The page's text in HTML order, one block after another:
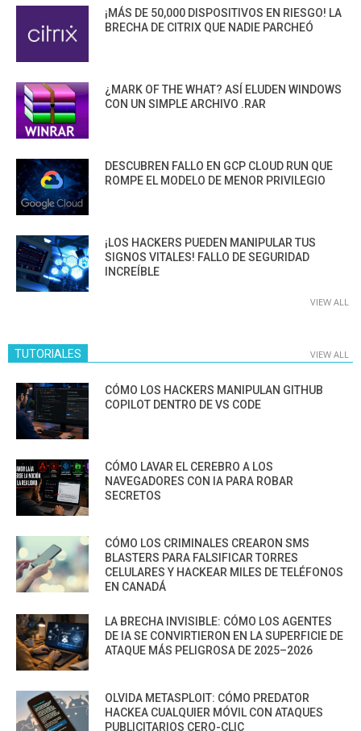
¡MÁS DE 50,000 DISPOSITIVOS EN RIESGO! LA
BRECHA DE CITRIX QUE NADIE PARCHEÓ
¿MARK OF THE WHAT? ASÍ ELUDEN WINDOWS
CON UN SIMPLE ARCHIVO .RAR
DESCUBREN FALLO EN GCP CLOUD RUN QUE
ROMPE EL MODELO DE MENOR PRIVILEGIO
¡LOS HACKERS PUEDEN MANIPULAR TUS
SIGNOS VITALES! FALLO DE SEGURIDAD
INCREÍBLE
VIEW ALL
TUTORIALES VIEW ALL
CÓMO LOS HACKERS MANIPULAN GITHUB
COPILOT DENTRO DE VS CODE
CÓMO LAVAR EL CEREBRO A LOS
NAVEGADORES CON IA PARA ROBAR
SECRETOS
CÓMO LOS CRIMINALES CREARON SMS
BLASTERS PARA FALSIFICAR TORRES
CELULARES Y HACKEAR MILES DE TELÉFONOS
EN CANADÁ
LA BRECHA INVISIBLE: CÓMO LOS AGENTES
DE IA SE CONVIRTIERON EN LA SUPERFICIE DE
ATAQUE MÁS PELIGROSA DE 2025–2026
OLVIDA METASPLOIT: CÓMO PREDATOR
HACKEA CUALQUIER MÓVIL CON ATAQUES
PUBLICITARIOS CERO-CLIC